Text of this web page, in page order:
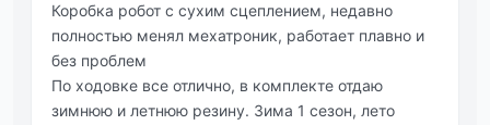
Коробка робот с сухим сцеплением, недавно
полностью менял мехатроник, работает плавно и
без проблем
По ходовке все отлично, в комплекте отдаю
зимнюю и летнюю резину. Зима 1 сезон, лето